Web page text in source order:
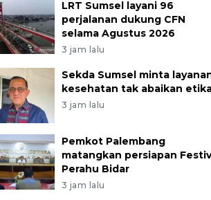
LRT Sumsel layani 96
perjalanan dukung CFN
selama Agustus 2026
3 jam lalu
Sekda Sumsel minta
kesehatan tak abaikan
3 jam lalu
Pemkot Palembang
matangkan persiapan
Perahu Bidar
3 jam lalu